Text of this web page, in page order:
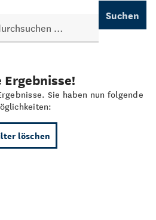
Suchen
Ergebnisse!
Sie haben nun folgende
löschen